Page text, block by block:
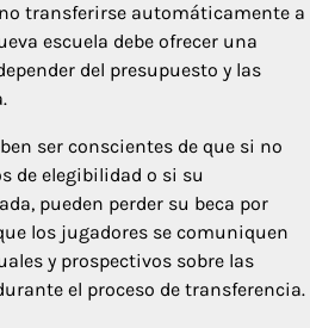
transferirse automáticamente a
escuela debe ofrecer una
del presupuesto y las
ser conscientes de que si no
de elegibilidad o si su
pueden perder su beca por
los jugadores se comuniquen
y prospectivos sobre las
el proceso de transferencia.